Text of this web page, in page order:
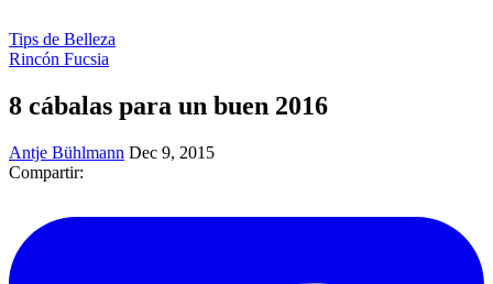
Tips de Belleza
Rincón Fucsia
8 cábalas para un buen 2016
Antje Bühlmann Dec 9, 2015
Compartir: